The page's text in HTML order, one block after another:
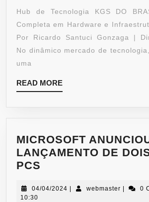
Hub de Tecnologia KGS DO
Completa em Hardware e
Por Ricardo Santuci Gonzaga |
No dinâmico mercado de
uma
READ MORE
MICROSOFT
LANÇAMENTO DE
PCS
04/04/2024 webmaster 0
10:30